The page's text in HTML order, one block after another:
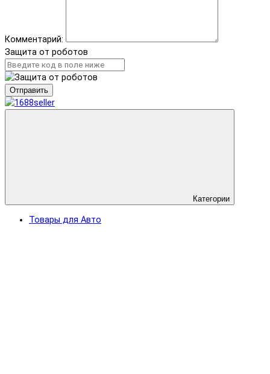
Комментарий:
Защита от роботов
Отправить
Категории
Товары для Авто